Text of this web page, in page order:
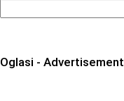
Oglasi - Advertisement